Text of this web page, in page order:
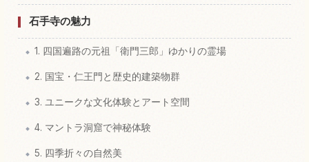
石手寺の魅力
1. 四国遍路の元祖「衛門三郎」ゆかりの霊場
2. 国宝・仁王門と歴史的建築物群
3. ユニークな文化体験とアート空間
4. マントラ洞窟で神秘体験
5. 四季折々の自然美